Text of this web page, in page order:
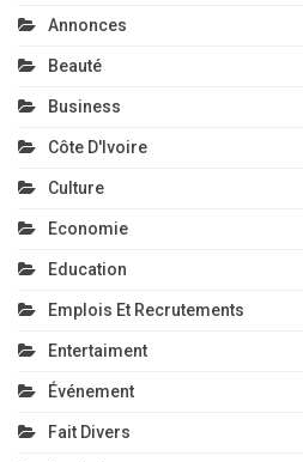
Annonces
Beauté
Business
Côte D'Ivoire
Culture
Economie
Education
Emplois Et Recrutements
Entertaiment
Événement
Fait Divers